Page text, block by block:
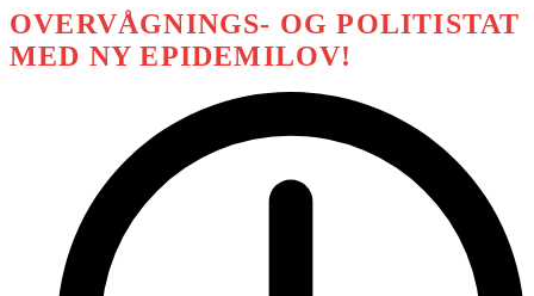
OVERVÅGNINGS- OG POLITISTAT
MED NY EPIDEMILOV!